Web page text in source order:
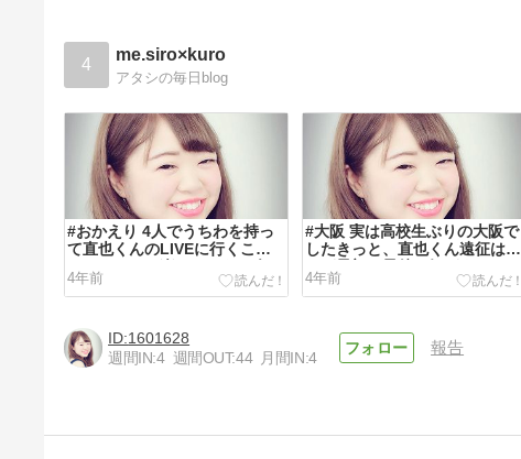
4 me.siro×kuro
アタシの毎日blog
#おかえり 4人でうちわを持っ
て直也くんのLIVEに行くこと
もいくことの楽しみである今...
4年前
#大阪 実は高校生ぶりの大阪で
したきっと、直也くん遠征はこ
れが最初で最後な気がするん
だ...
4年前
1601628
週間IN:4 週間OUT:44 月間IN:4
報告